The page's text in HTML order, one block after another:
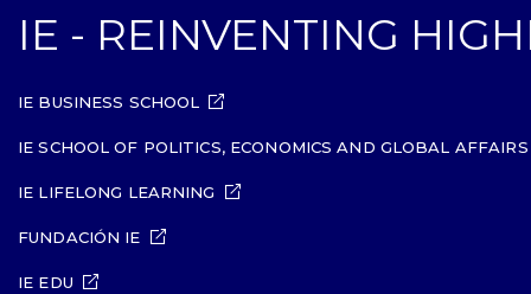
IE - REINVENTING
IE BUSINESS SCHOOL
IE SCHOOL OF POLITICS, ECONOMICS AND GLOBAL AFFAIRS
IE LIFELONG LEARNING
FUNDACIÓN IE
IE EDU